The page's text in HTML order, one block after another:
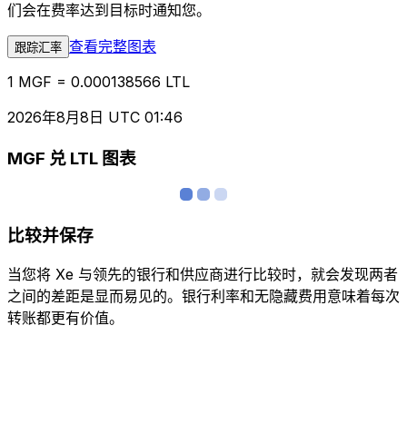
们会在费率达到目标时通知您。
跟踪汇率 查看完整图表
1 MGF = 0.000138566 LTL
2026年8月8日 UTC 01:46
MGF 兑 LTL 图表
比较并保存
当您将 Xe 与领先的银行和供应商进行比较时，就会发现两者
之间的差距是显而易见的。银行利率和无隐藏费用意味着每次
转账都更有价值。